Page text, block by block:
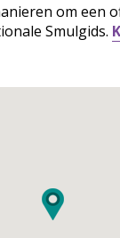
om een
Smulgids.